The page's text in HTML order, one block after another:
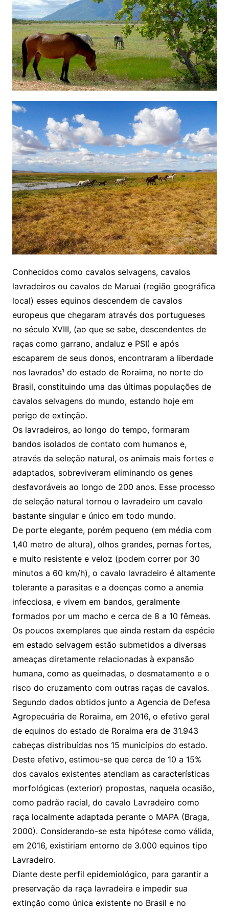
Conhecidos como cavalos selvagens, cavalos
lavradeiros ou cavalos de Maruai (região geográfica
local) esses equinos descendem de cavalos
europeus que chegaram através dos portugueses
no século XVIII, (ao que se sabe, descendentes de
raças como garrano, andaluz e PSI) e após
escaparem de seus donos, encontraram a liberdade
nos lavrados¹ do estado de Roraima, no norte do
Brasil, constituindo uma das últimas populações de
cavalos selvagens do mundo, estando hoje em
perigo de extinção.
Os lavradeiros, ao longo do tempo, formaram
bandos isolados de contato com humanos e,
através da seleção natural, os animais mais fortes e
adaptados, sobreviveram eliminando os genes
desfavoráveis ao longo de 200 anos. Esse processo
de seleção natural tornou o lavradeiro um cavalo
bastante singular e único em todo mundo.
De porte elegante, porém pequeno (em média com
1,40 metro de altura), olhos grandes, pernas fortes,
e muito resistente e veloz (podem correr por 30
minutos a 60 km/h), o cavalo lavradeiro é altamente
tolerante a parasitas e a doenças como a anemia
infecciosa, e vivem em bandos, geralmente
formados por um macho e cerca de 8 a 10 fêmeas.
Os poucos exemplares que ainda restam da espécie
em estado selvagem estão submetidos a diversas
ameaças diretamente relacionadas à expansão
humana, como as queimadas, o desmatamento e o
risco do cruzamento com outras raças de cavalos.
Segundo dados obtidos junto a Agencia de Defesa
Agropecuária de Roraima, em 2016, o efetivo geral
de equinos do estado de Roraima era de 31.943
cabeças distribuídas nos 15 municípios do estado.
Deste efetivo, estimou-se que cerca de 10 a 15%
dos cavalos existentes atendiam as características
morfológicas (exterior) propostas, naquela ocasião,
como padrão racial, do cavalo Lavradeiro como
raça localmente adaptada perante o MAPA (Braga,
2000). Considerando-se esta hipótese como válida,
em 2016, existiriam entorno de 3.000 equinos tipo
Lavradeiro.
Diante deste perfil epidemiológico, para garantir a
preservação da raça lavradeira e impedir sua
extinção como única existente no Brasil e no